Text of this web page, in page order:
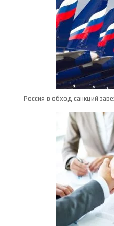
Россия в обход санкций